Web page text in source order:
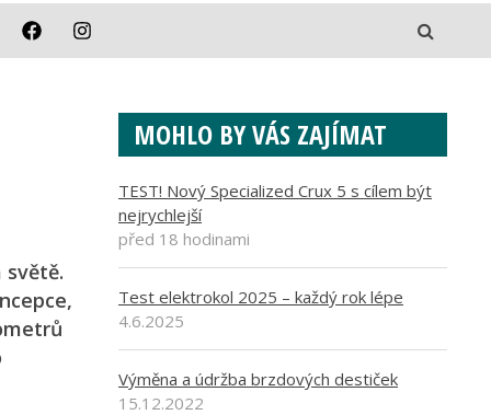
světě.
MOHLO BY VÁS ZAJÍMAT
TEST! Nový Specialized Crux 5 s cílem být
nejrychlejší
před 18 hodinami
Test elektrokol 2025 – každý rok lépe
4.6.2025
Výměna a údržba brzdových destiček
15.12.2022